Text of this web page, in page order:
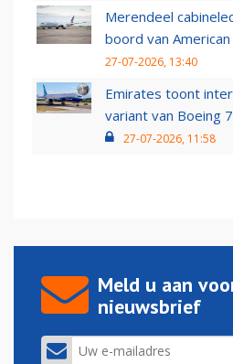
Merendeel
boord van
27-07-2026, 13:40
Emirates toont
variant van Boeing
27-07-2026, 11:58
Meld u aan
nieuwsbrief